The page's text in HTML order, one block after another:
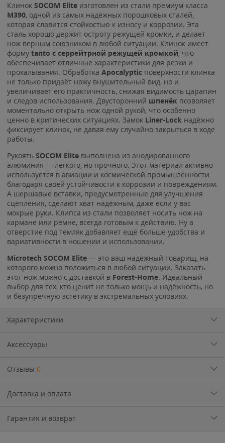
Клинок SOCOM Elite изготовлен из стали премиум класса
M390, одной из самых надёжных порошковых сталей,
которая славится стойкостью к износу и коррозии. Эта
сталь хорошо держит остроту режущей кромки, и делает
нож верным союзником в любой ситуации. Клинок имеет
форму tanto c серрейтрной режущей кромкой, что
обеспечивает отличные характеристики для резки и
прокалывания. Обработка Apocalyptic поверхности клинка
не только придаёт ножу внушительный вид, но и
увеличивает его практичность, снижая видимость царапин
и следов использования. Двусторонний шпенёк позволяет
моментально открыть нож одной рукой, что особенно
ценно в критических ситуациях. Замок Liner-Lock надёжно
фиксирует клинок, не давая ему случайно закрыться в ходе
работы.
Рукоять SOCOM Elite выполнена из анодированного
алюминия — лёгкого, но прочного. Этот материал активно
используется в авиации и космической промышленности
благодаря своей устойчивости к коррозии и повреждениям.
А шершавые вставки, предусмотренные для улучшения
сцепления, сделают хват надёжным, даже если у вас
мокрые руки. Клипса из стали позволяет носить нож на
кармане или ремне, всегда готовым к действию. Ну а
отверстие под темляк добавляет ещё больше удобства и
вариативности в ношении и использовании.
Microtech SOCOM Elite — это ваш надёжный товарищ, на
которого можно положиться в любой ситуации. Заказать
этот нож можно с доставкой в Forest-Home. Идеальный
выбор для тех, кто ценит не только мощь и надёжность, но
и безупречную эстетику в экстремальных условиях.
Характеристики
Аксессуары
Отзывы 0
Доставка и оплата
Гарантия и возврат